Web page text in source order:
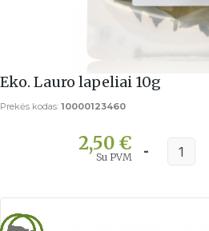
Eko. Lauro lapeliai 10g
Prekės kodas: 10000123460
2,50 €
Su PVM